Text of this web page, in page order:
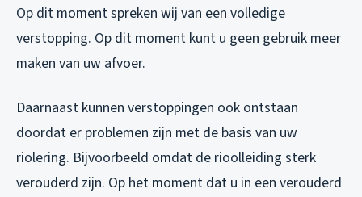
Op dit moment spreken wij van een volledige
verstopping. Op dit moment kunt u geen gebruik meer
maken van uw afvoer.
Daarnaast kunnen verstoppingen ook ontstaan
doordat er problemen zijn met de basis van uw
riolering. Bijvoorbeeld omdat de rioolleiding sterk
verouderd zijn. Op het moment dat u in een verouderd